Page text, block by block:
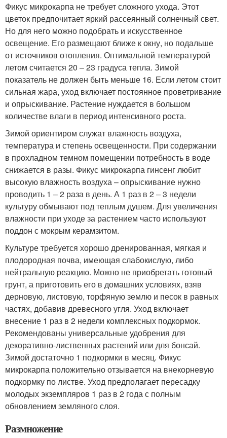
Фикус микрокарпа не требует сложного ухода. Этот
цветок предпочитает яркий рассеянный солнечный свет.
Но для него можно подобрать и искусственное
освещение. Его размещают ближе к окну, но подальше
от источников отопления. Оптимальной температурой
летом считается 20 – 23 градуса тепла. Зимой
показатель не должен быть меньше 16. Если летом стоит
сильная жара, уход включает постоянное проветривание
и опрыскивание. Растение нуждается в большом
количестве влаги в период интенсивного роста.
Зимой ориентиром служат влажность воздуха,
температура и степень освещенности. При содержании
в прохладном темном помещении потребность в воде
снижается в разы. Фикус микрокарпа гинсенг любит
высокую влажность воздуха – опрыскивание нужно
проводить 1 – 2 раза в день. А 1 раз в 2 – 3 недели
культуру обмывают под теплым душем. Для увеличения
влажности при уходе за растением часто используют
поддон с мокрым керамзитом.
Культуре требуется хорошо дренированная, мягкая и
плодородная почва, имеющая слабокислую, либо
нейтральную реакцию. Можно не приобретать готовый
грунт, а приготовить его в домашних условиях, взяв
дерновую, листовую, торфяную землю и песок в равных
частях, добавив древесного угля. Уход включает
внесение 1 раз в 2 недели комплексных подкормок.
Рекомендованы универсальные удобрения для
декоративно-лиственных растений или для бонсай.
Зимой достаточно 1 подкормки в месяц. Фикус
микрокарпа положительно отзывается на внекорневую
подкормку по листве. Уход предполагает пересадку
молодых экземпляров 1 раз в 2 года с полным
обновлением земляного слоя.
Размножение